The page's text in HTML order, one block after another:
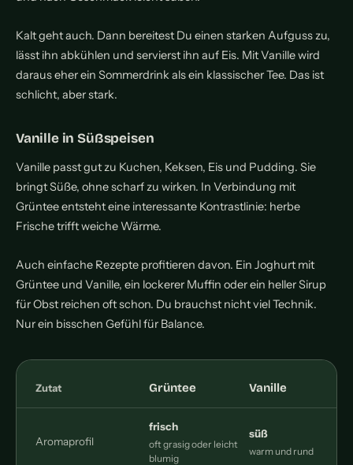
Kalt geht auch. Dann bereitest Du einen starken Aufguss zu,
lässt ihn abkühlen und servierst ihn auf Eis. Mit Vanille wird
daraus eher ein Sommerdrink als ein klassischer Tee. Das ist
schlicht, aber stark.
Vanille in Süßspeisen
Vanille passt gut zu Kuchen, Keksen, Eis und Pudding. Sie
bringt Süße, ohne scharf zu wirken. In Verbindung mit
Grüntee entsteht eine interessante Kontrastlinie: herbe
Frische trifft weiche Wärme.
Auch einfache Rezepte profitieren davon. Ein Joghurt mit
Grüntee und Vanille, ein lockerer Muffin oder ein heller Sirup
für Obst reichen oft schon. Du brauchst nicht viel Technik.
Nur ein bisschen Gefühl für Balance.
Zutat Grüntee Vanille
Aromaprofil
frisch
oft grasig oder leicht
blumig
süß
warm und rund